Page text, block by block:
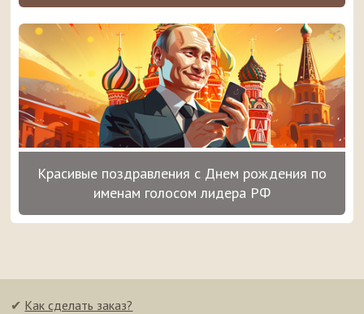
Красивые поздравления с Днем рождения по
именам голосом лидера РФ
✔ Как сделать заказ?